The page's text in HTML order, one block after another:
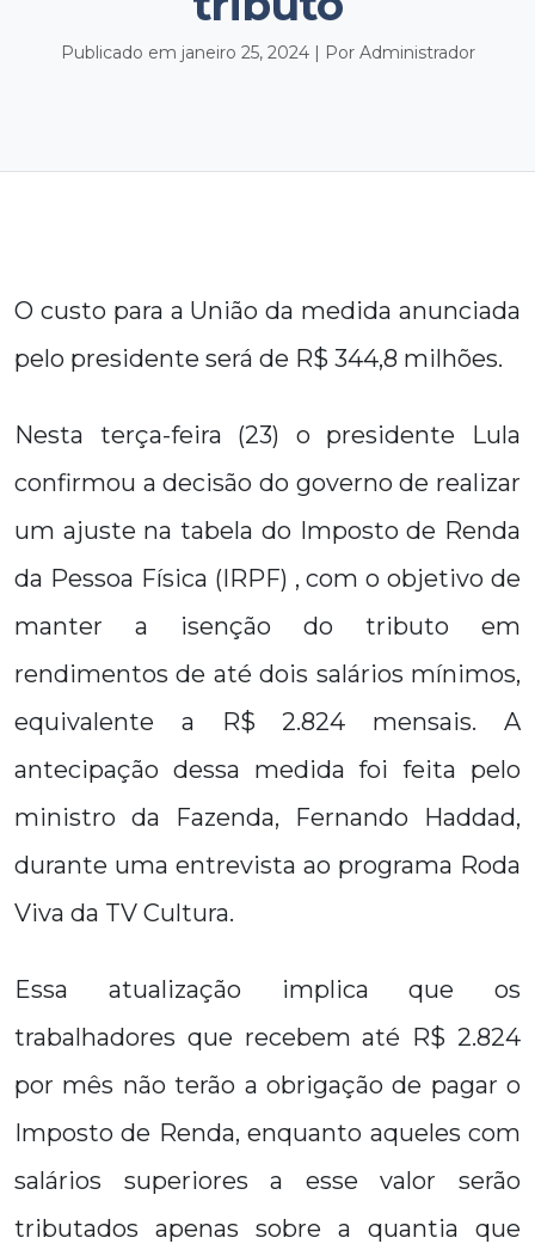
Publicado em janeiro 25, 2024 | Por Administrador
O custo para a União da medida anunciada
pelo presidente será de R$ 344,8 milhões.
Nesta terça-feira (23) o presidente Lula
confirmou a decisão do governo de realizar
um ajuste na tabela do Imposto de Renda
da Pessoa Física (IRPF) , com o objetivo de
manter a isenção do tributo em
rendimentos de até dois salários mínimos,
equivalente a R$ 2.824 mensais. A
antecipação dessa medida foi feita pelo
ministro da Fazenda, Fernando Haddad,
durante uma entrevista ao programa Roda
Viva da TV Cultura.
Essa atualização implica que os
trabalhadores que recebem até R$ 2.824
por mês não terão a obrigação de pagar o
Imposto de Renda, enquanto aqueles com
salários superiores a esse valor serão
tributados apenas sobre a quantia que